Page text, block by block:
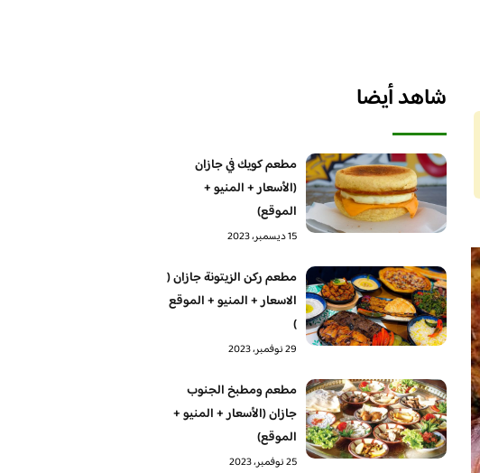
شاهد أيضا
مطعم كويك في جازان
(الأسعار + المنيو +
الموقع)
15 ديسمبر، 2023
مطعم ركن الزيتونة جازان (
الاسعار + المنيو + الموقع
)
29 نوفمبر، 2023
مطعم ومطبخ الجنوب
جازان (الأسعار + المنيو +
الموقع)
25 نوفمبر، 2023